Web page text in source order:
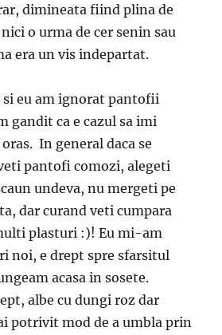
dimineata fiind plina de
o urma de cer senin sau
era un vis indepartat.
si eu am ignorat pantofii
gandit ca e cazul sa imi
In general daca se
pantofi comozi, alegeti
undeva, nu mergeti pe
dar curand veti cumpara
plasturi :)! Eu mi-am
noi, e drept spre sfarsitul
acasa in sosete.
albe cu dungi roz dar
potrivit mod de a umbla prin